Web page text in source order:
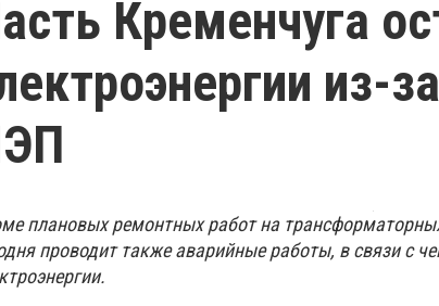
Кременчуга
из-
плановых ремонтных работ на
проводит также аварийные работы, в связи с